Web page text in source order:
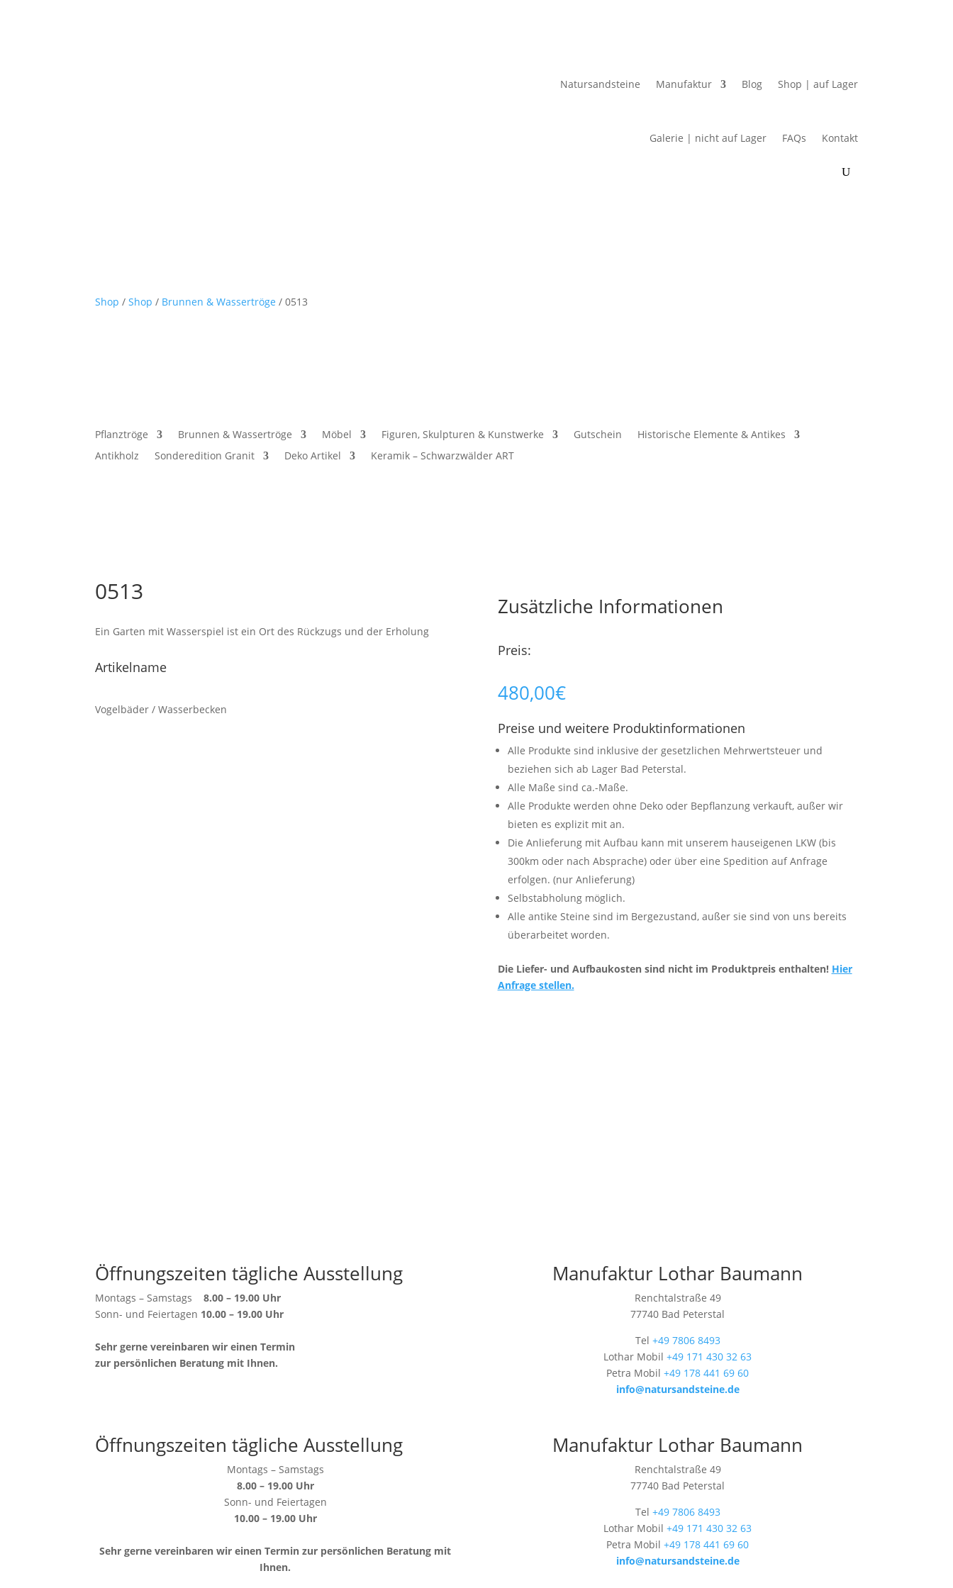
Natursandsteine Manufaktur Blog Shop | auf Lager
Galerie | nicht auf Lager FAQs Kontakt
Shop /Shop / Brunnen & Wassertröge / 0513
Pflanztröge Brunnen & Wassertröge Möbel Figuren, Skulpturen & Kunstwerke Gutschein
Historische Elemente & Antikes
Antikholz
Sonderedition Granit Deko Artikel Keramik – Schwarzwälder ART
0513
Ein Garten mit Wasserspiel ist ein Ort des Rückzugs und der Erholung
Artikelname
Vogelbäder / Wasserbecken
Zusätzliche Informationen
Preis:
480,00€
Preise und weitere Produktinformationen
Alle Produkte sind inklusive der gesetzlichen Mehrwertsteuer und
beziehen sich ab Lager Bad Peterstal.
Alle Maße sind ca.-Maße.
Alle Produkte werden ohne Deko oder Bepflanzung verkauft, außer wir
bieten es explizit mit an.
Die Anlieferung mit Aufbau kann mit unserem hauseigenen LKW (bis
300km oder nach Absprache) oder über eine Spedition auf Anfrage
erfolgen. (nur Anlieferung)
Selbstabholung möglich.
Alle antike Steine sind im Bergezustand, außer sie sind von uns bereits
überarbeitet worden.
Die Liefer- und Aufbaukosten sind nicht im Produktpreis enthalten! Hier
Anfrage stellen.
Öffnungszeiten tägliche Ausstellung
Montags – Samstags8.00 – 19.00 Uhr
Sonn- und Feiertagen 10.00 – 19.00 Uhr
Sehr gerne vereinbaren wir einen Termin
zur persönlichen Beratung mit Ihnen.
Manufaktur Lothar Baumann
Renchtalstraße 49
77740 Bad Peterstal
Tel +49 7806 8493
Lothar Mobil+49 171 430 32 63
Petra Mobil+49 178 441 69 60
info@natursandsteine.de
Öffnungszeiten tägliche Ausstellung
Montags – Samstags
8.00 – 19.00 Uhr
Sonn- und Feiertagen
10.00 – 19.00 Uhr
Sehr gerne vereinbaren wir einen Termin zur persönlichen Beratung mit
Ihnen.
Manufaktur Lothar Baumann
Renchtalstraße 49
77740 Bad Peterstal
Tel +49 7806 8493
Lothar Mobil+49 171 430 32 63
Petra Mobil+49 178 441 69 60
info@natursandsteine.de